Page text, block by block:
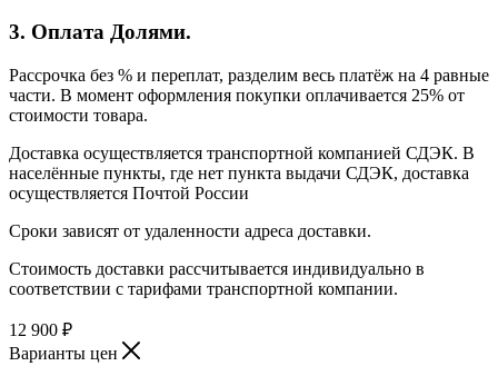
3. Оплата Долями.
Рассрочка без % и переплат, разделим весь платёж на 4 равные
части. В момент оформления покупки оплачивается 25% от
стоимости товара.
Доставка осуществляется транспортной компанией СДЭК. В
населённые пункты, где нет пункта выдачи СДЭК, доставка
осуществляется Почтой России
Сроки зависят от удаленности адреса доставки.
Стоимость доставки рассчитывается индивидуально в
соответствии с тарифами транспортной компании.
12 900 ₽
Варианты цен